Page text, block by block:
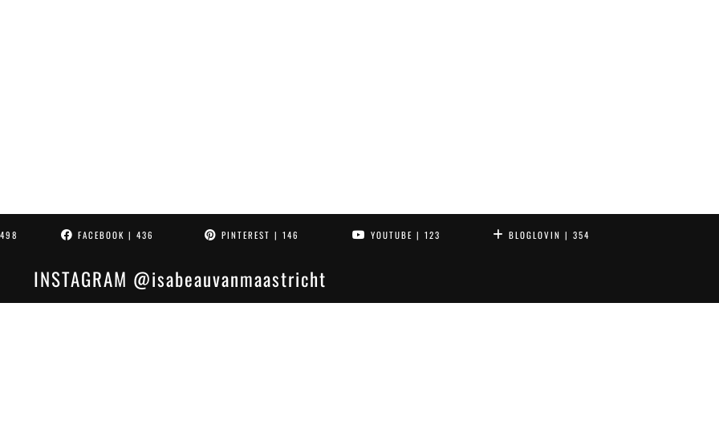
FACEBOOK | 436 PINTEREST | 146 YOUTUBE | 123 BLOGLOVIN | 354
INSTAGRAM @isabeauvanmaastricht